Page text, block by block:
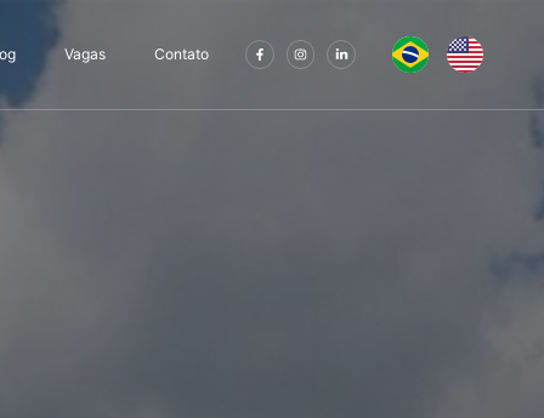
Vagas Contato